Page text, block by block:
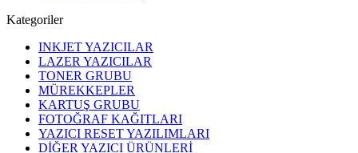
Kategoriler
INKJET YAZICILAR
LAZER YAZICILAR
TONER GRUBU
MÜREKKEPLER
KARTUŞ GRUBU
FOTOĞRAF KAĞITLARI
YAZICI RESET YAZILIMLARI
DİĞER YAZICI ÜRÜNLERİ